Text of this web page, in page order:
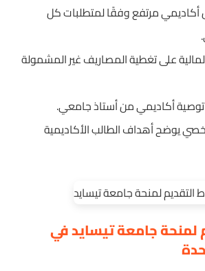
مرتفع وفقًا لمتطلبات كل
على تغطية المصاريف غير المشمولة
أكاديمي من أستاذ جامعي.
يوضح أهداف الطالب الأكاديمية
لمنحة جامعة تيسايد في